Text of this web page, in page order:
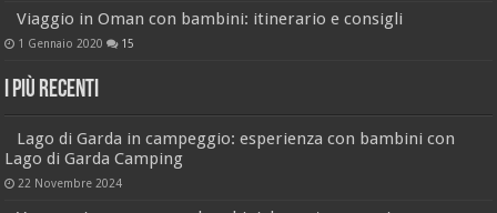
Viaggio in Oman con bambini: itinerario e consigli
1 Gennaio 2020 15
I più recenti
Lago di Garda in campeggio: esperienza con bambini con
Lago di Garda Camping
22 Novembre 2024